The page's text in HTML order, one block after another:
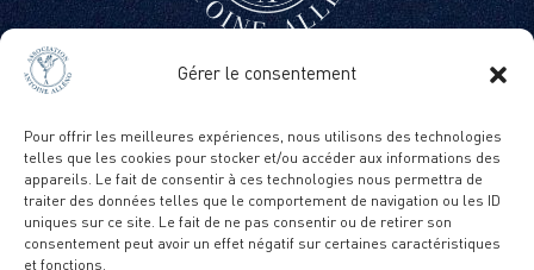
Gérer le consentement
Pour offrir les meilleures expériences, nous utilisons des technologies
telles que les cookies pour stocker et/ou accéder aux informations des
appareils. Le fait de consentir à ces technologies nous permettra de
traiter des données telles que le comportement de navigation ou les ID
uniques sur ce site. Le fait de ne pas consentir ou de retirer son
consentement peut avoir un effet négatif sur certaines caractéristiques
et fonctions.
ACTUS
FAQ
PRESSE
NOUS CONTACTER